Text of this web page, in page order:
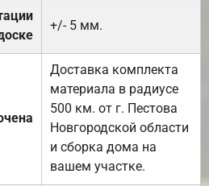
+/- 5 мм.
Доставка комплекта
материала в радиусе
500 км. от г. Пестова
Новгородской области
и сборка дома на
вашем участке.